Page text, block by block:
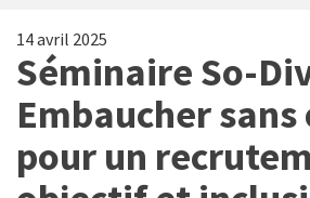
14 avril 2025
Séminaire So-
Embaucher
pour un